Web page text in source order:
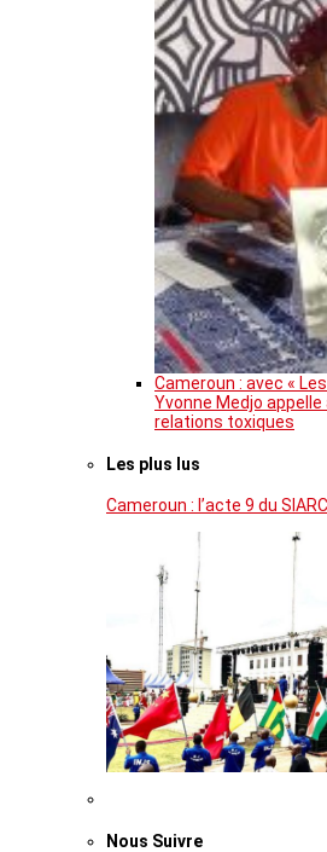
Cameroun : avec «
Yvonne Medjo
relations toxiques
Les plus lus
Cameroun : l’acte 9 du
Nous Suivre